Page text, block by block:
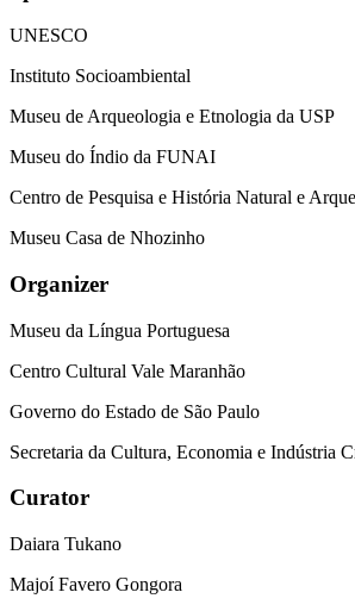
UNESCO
Instituto Socioambiental
Museu de Arqueologia e Etnologia da USP
Museu do Índio da FUNAI
Centro de Pesquisa e História Natural e
Museu Casa de Nhozinho
Organizer
Museu da Língua Portuguesa
Centro Cultural Vale Maranhão
Governo do Estado de São Paulo
Secretaria da Cultura, Economia e Indústria
Curator
Daiara Tukano
Majoí Favero Gongora